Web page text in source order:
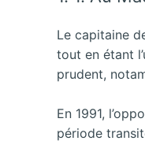
Le capitaine
tout en étant
prudent,
En 1991,
période